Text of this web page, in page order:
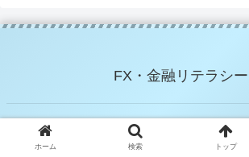
FX・金融リテラシー
© 2021 FX・金融リテラシー.
ホーム 検索 トップ